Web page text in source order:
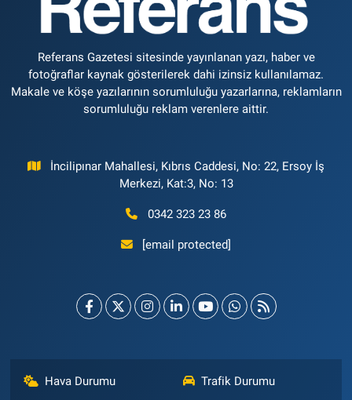
Referans Gazetesi sitesinde yayınlanan yazı, haber ve
fotoğraflar kaynak gösterilerek dahi izinsiz kullanılamaz.
Makale ve köşe yazılarının sorumluluğu yazarlarına, reklamların
sorumluluğu reklam verenlere aittir.
İncilipınar Mahallesi, Kıbrıs Caddesi, No: 22, Ersoy İş
Merkezi, Kat:3, No: 13
0342 323 23 86
[email protected]
Hava Durumu Trafik Durumu